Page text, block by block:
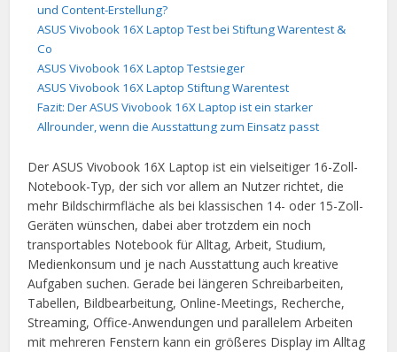
und Content-Erstellung?
ASUS Vivobook 16X Laptop Test bei Stiftung Warentest &
Co
ASUS Vivobook 16X Laptop Testsieger
ASUS Vivobook 16X Laptop Stiftung Warentest
Fazit: Der ASUS Vivobook 16X Laptop ist ein starker
Allrounder, wenn die Ausstattung zum Einsatz passt
Der ASUS Vivobook 16X Laptop ist ein vielseitiger 16-Zoll-
Notebook-Typ, der sich vor allem an Nutzer richtet, die
mehr Bildschirmfläche als bei klassischen 14- oder 15-Zoll-
Geräten wünschen, dabei aber trotzdem ein noch
transportables Notebook für Alltag, Arbeit, Studium,
Medienkonsum und je nach Ausstattung auch kreative
Aufgaben suchen. Gerade bei längeren Schreibarbeiten,
Tabellen, Bildbearbeitung, Online-Meetings, Recherche,
Streaming, Office-Anwendungen und parallelem Arbeiten
mit mehreren Fenstern kann ein größeres Display im Alltag